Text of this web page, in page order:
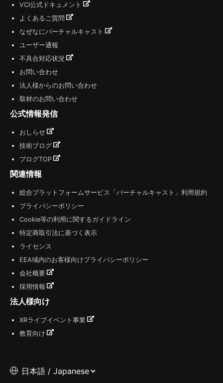
VCI公式ドキュメント
よくあるご質問
なぜなにバーチャルキャスト
ユーザー通報
不具合対応状況
お問い合わせ
法人様からのお問い合わせ
取材のお問い合わせ
公式情報発信
おしらせ
技術ブログ
ブログTOP
関連情報
総合プラットフォームサービス「バーチャルキャスト」利用規約
プライバシーポリシー
Cookie等の利用に関するガイドライン
特定商取引法に基づく表示
ライセンス
EEA域内のお客様向けプライバシーポリシー
会社概要
採用情報
法人様向け
XRライブイベント事業
教育向け